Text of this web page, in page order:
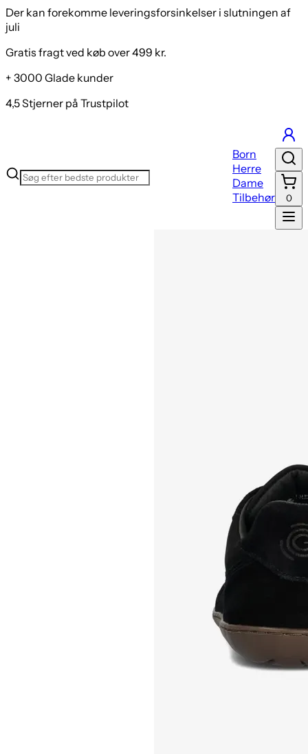
Der kan forekomme leveringsforsinkelser i slutningen af
juli
Gratis fragt ved køb over 499 kr.
+ 3000 Glade kunder
4,5 Stjerner på Trustpilot
Born
Herre
Dame
Tilbehør
0